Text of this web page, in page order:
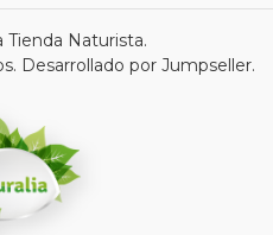
Tienda Naturista.
Desarrollado por Jumpseller.